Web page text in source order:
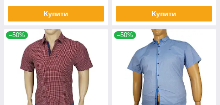
Купити Купити
–50% –50%